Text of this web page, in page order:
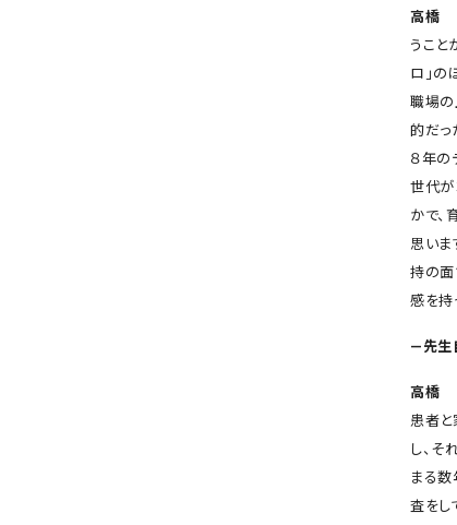
高橋
うこと
ロ」の
職場の
的だっ
８年の
世代が
かで、
思いま
持の面
感を持
―先生
高橋
患者と
し、そ
まる数
査をし